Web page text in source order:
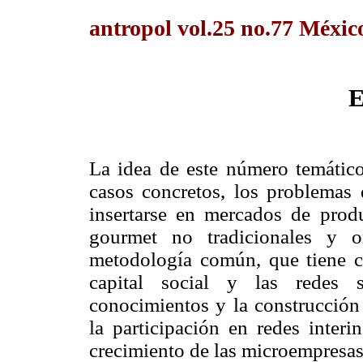
antropol vol.25 no.77
La idea de este número
casos concretos, los
insertarse en mercados de
gourmet no tradicionales y
metodología común, que tiene
capital social y las redes
conocimientos y la
la participación en redes
crecimiento de las